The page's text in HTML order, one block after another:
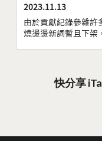
2023.11.13
由於貢獻紀錄參雜許
燒燙燙新詞暫且下架
快分享